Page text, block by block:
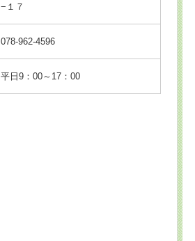
−１７
078-962-4596
平日9：00～17：00